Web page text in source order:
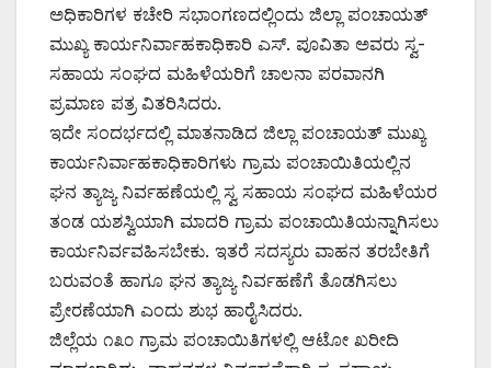
ಅಧಿಕಾರಿಗಳ ಕಚೇರಿ ಸಭಾಂಗಣದಲ್ಲಿಂದು ಜಿಲ್ಲಾ ಪಂಚಾಯತ್
ಮುಖ್ಯ ಕಾರ್ಯನಿರ್ವಾಹಕಾಧಿಕಾರಿ ಎಸ್. ಪೂವಿತಾ ಅವರು ಸ್ವ-
ಸಹಾಯ ಸಂಘದ ಮಹಿಳೆಯರಿಗೆ ಚಾಲನಾ ಪರವಾನಗಿ
ಪ್ರಮಾಣ ಪತ್ರ ವಿತರಿಸಿದರು.
ಇದೇ ಸಂದರ್ಭದಲ್ಲಿ ಮಾತನಾಡಿದ ಜಿಲ್ಲಾ ಪಂಚಾಯತ್ ಮುಖ್ಯ
ಕಾರ್ಯನಿರ್ವಾಹಕಾಧಿಕಾರಿಗಳು ಗ್ರಾಮ ಪಂಚಾಯಿತಿಯಲ್ಲಿನ
ಘನ ತ್ಯಾಜ್ಯ ನಿರ್ವಹಣೆಯಲ್ಲಿ ಸ್ವ ಸಹಾಯ ಸಂಘದ ಮಹಿಳೆಯರ
ತಂಡ ಯಶಸ್ವಿಯಾಗಿ ಮಾದರಿ ಗ್ರಾಮ ಪಂಚಾಯಿತಿಯನ್ನಾಗಿಸಲು
ಕಾರ್ಯನಿರ್ವವಹಿಸಬೇಕು. ಇತರೆ ಸದಸ್ಯರು ವಾಹನ ತರಬೇತಿಗೆ
ಬರುವಂತೆ ಹಾಗೂ ಘನ ತ್ಯಾಜ್ಯ ನಿರ್ವಹಣೆಗೆ ತೊಡಗಿಸಲು
ಪ್ರೇರಣೆಯಾಗಿ ಎಂದು ಶುಭ ಹಾರೈಸಿದರು.
ಜಿಲ್ಲೆಯ ೧೩೦ ಗ್ರಾಮ ಪಂಚಾಯಿತಿಗಳಲ್ಲಿ ಆಟೋ ಖರೀದಿ